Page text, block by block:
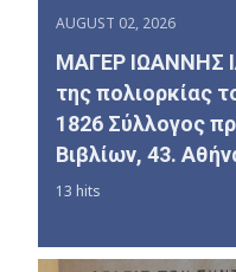
AUGUST 02, 2026
ΜΑΓΕΡ ΙΩΑΝΝΗΣ
της πολιορκίας
1826 Σύλλογος
Βιβλίων, 43.
13 hits